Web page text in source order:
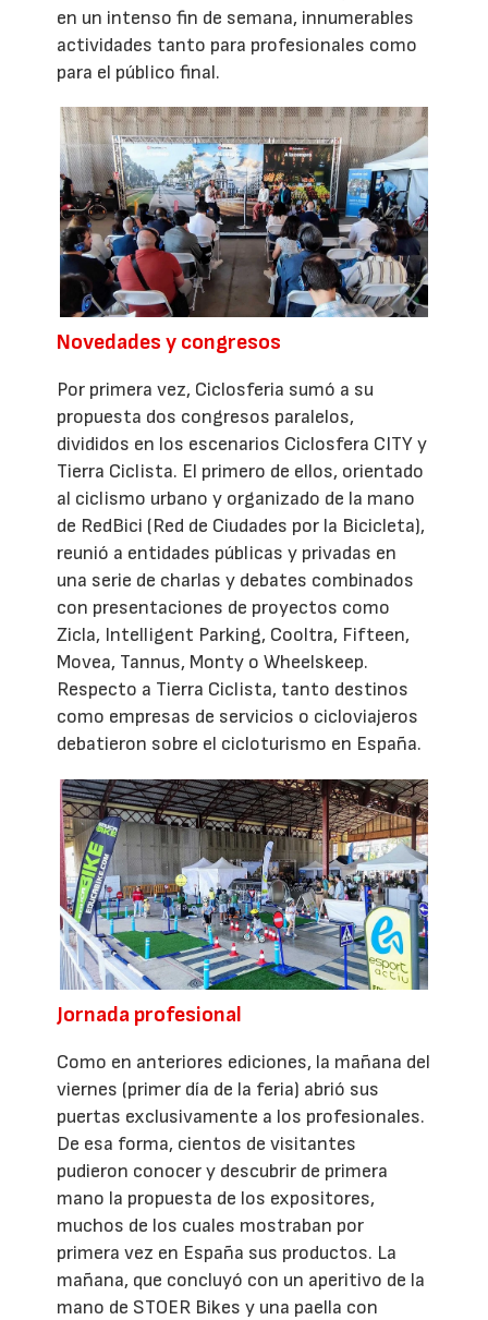
en un intenso fin de semana, innumerables
actividades tanto para profesionales como
para el público final.
Novedades y congresos
Por primera vez, Ciclosferia sumó a su
propuesta dos congresos paralelos,
divididos en los escenarios Ciclosfera CITY y
Tierra Ciclista. El primero de ellos, orientado
al ciclismo urbano y organizado de la mano
de RedBici (Red de Ciudades por la Bicicleta),
reunió a entidades públicas y privadas en
una serie de charlas y debates combinados
con presentaciones de proyectos como
Zicla, Intelligent Parking, Cooltra, Fifteen,
Movea, Tannus, Monty o Wheelskeep.
Respecto a Tierra Ciclista, tanto destinos
como empresas de servicios o cicloviajeros
debatieron sobre el cicloturismo en España.
Jornada profesional
Como en anteriores ediciones, la mañana del
viernes (primer día de la feria) abrió sus
puertas exclusivamente a los profesionales.
De esa forma, cientos de visitantes
pudieron conocer y descubrir de primera
mano la propuesta de los expositores,
muchos de los cuales mostraban por
primera vez en España sus productos. La
mañana, que concluyó con un aperitivo de la
mano de STOER Bikes y una paella con